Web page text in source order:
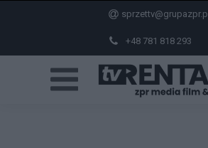
+48 781 818 293
sprzettv@grupazpr.pl